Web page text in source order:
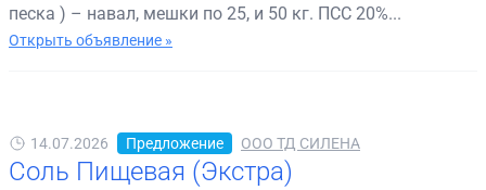
песка ) – навал, мешки по 25, и 50 кг. ПСС 20%...
Открыть объявление »
14.07.2026 Предложение ООО ТД СИЛЕНА
Соль Пищевая (Экстра)